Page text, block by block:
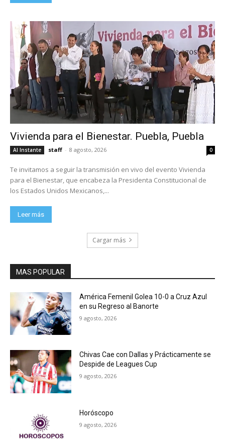
Vivienda para el Bienestar. Puebla, Puebla
Al Instante staff - 8 agosto, 2026 0
Te invitamos a seguir la transmisión en vivo del evento Vivienda
para el Bienestar, que encabeza la Presidenta Constitucional de
los Estados Unidos Mexicanos,...
Leer más
Cargar más
MAS POPULAR
América Femenil Golea 10-0 a Cruz Azul
en su Regreso al Banorte
9 agosto, 2026
Chivas Cae con Dallas y Prácticamente se
Despide de Leagues Cup
9 agosto, 2026
Horóscopo
9 agosto, 2026